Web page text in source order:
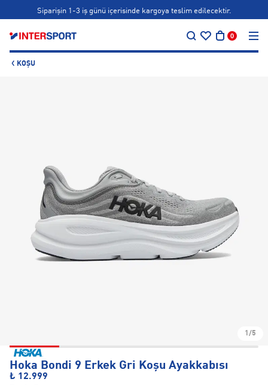
Siparişin 1-3 iş günü içerisinde kargoya teslim edilecektir.
0
KOŞU
1/5
Hoka Bondi 9 Erkek Gri Koşu Ayakkabısı
₺ 12.999